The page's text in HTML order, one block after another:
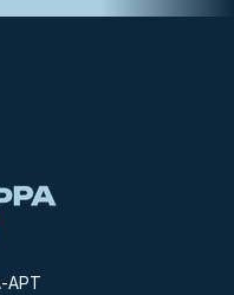
АРТ